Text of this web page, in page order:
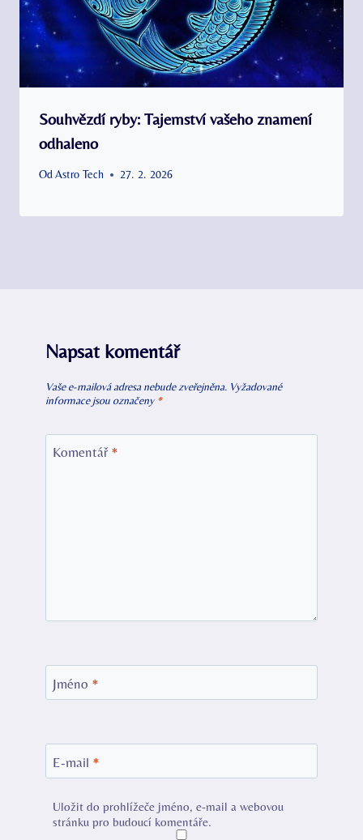
Souhvězdí ryby: Tajemství vašeho znamení
odhaleno
Od Astro Tech 27. 2. 2026
Napsat komentář
Vaše e-mailová adresa nebude zveřejněna. Vyžadované
informace jsou označeny *
Komentář *
Jméno *
E-mail *
Uložit do prohlížeče jméno, e-mail a webovou
stránku pro budoucí komentáře.